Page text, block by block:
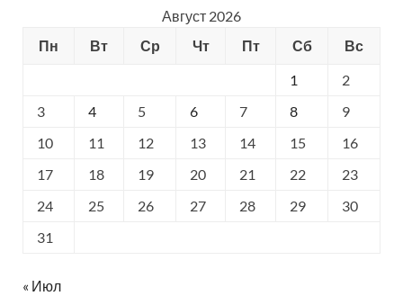
Август 2026
Пн
Вт Ср Чт Пт Сб
Вс
1
2
3
4 5 6 7 8
9
10
11 12 13 14 15
16
17
18 19 20 21 22
23
24
25 26 27 28 29
30
31
« Июл